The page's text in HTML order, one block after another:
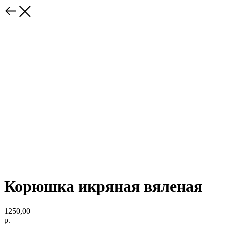
Корюшка икряная вяленая
1250,00
р.